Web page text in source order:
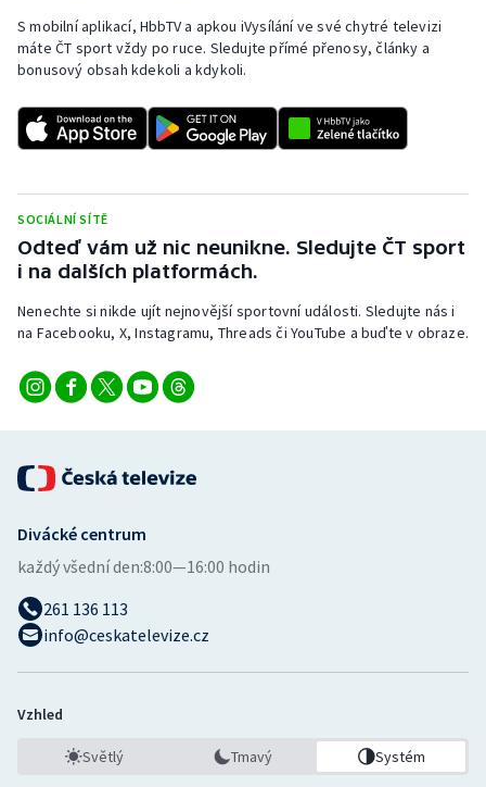
S mobilní aplikací, HbbTV a apkou iVysílání ve své chytré televizi
máte ČT sport vždy po ruce. Sledujte přímé přenosy, články a
bonusový obsah kdekoli a kdykoli.
SOCIÁLNÍ SÍTĚ
Odteď vám už nic neunikne. Sledujte ČT sport
i na dalších platformách.
Nenechte si nikde ujít nejnovější sportovní události. Sledujte nás i
na Facebooku, X, Instagramu, Threads či YouTube a buďte v obraze.
Divácké centrum
každý všední den:8:00—16:00 hodin
261 136 113
info@ceskatelevize.cz
Vzhled
Světlý Tmavý Systém